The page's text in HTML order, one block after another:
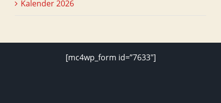
Kalender 2026
[mc4wp_form id=”7633″]